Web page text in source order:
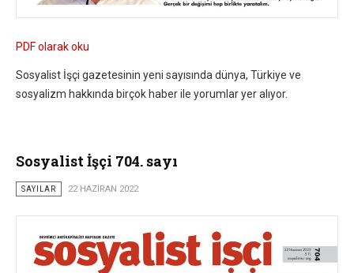
PDF olarak oku
Sosyalist İşçi gazetesinin yeni sayısında dünya, Türkiye ve
sosyalizm hakkında birçok haber ile yorumlar yer alıyor.
Sosyalist İşçi 704. sayı
SAYILAR 22 HAZIRAN 2022